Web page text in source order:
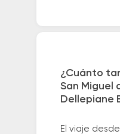
¿Cuánto
San Miguel
Dellepiane
El viaje